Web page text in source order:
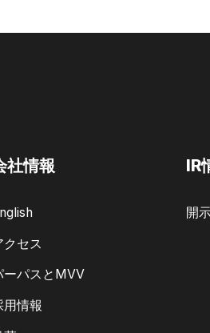
社情報
クセス
ーパスとMVV
用情報
IR
開